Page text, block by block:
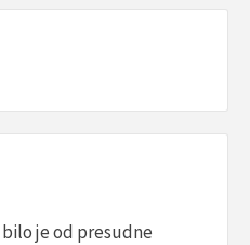
bilo je od presudne